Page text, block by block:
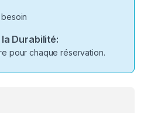
Durabilité:
pour chaque réservation.